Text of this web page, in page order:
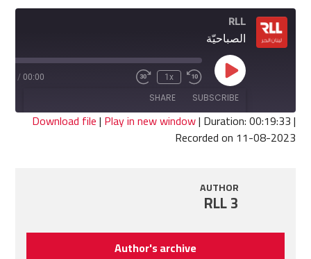
RLL
الصباحيّة
Play
Episode
Rewind
10
Seconds
1x
Fast
seconds
00:00
/
SUBSCRIBE
SHARE
SHARE
Download file| Play in new window| Duration: 00:19:33|
Recorded on 11-08-2023
AUTHOR
RLL 3
Author's archive